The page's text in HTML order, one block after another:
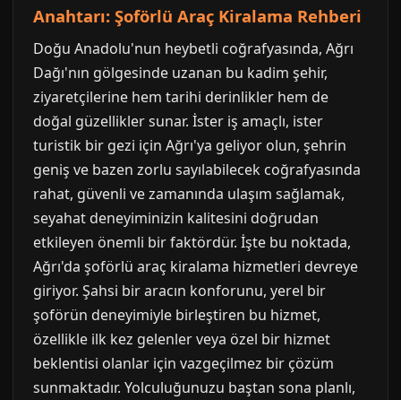
Anahtarı: Şoförlü Araç Kiralama Rehberi
Doğu Anadolu'nun heybetli coğrafyasında, Ağrı
Dağı'nın gölgesinde uzanan bu kadim şehir,
ziyaretçilerine hem tarihi derinlikler hem de
doğal güzellikler sunar. İster iş amaçlı, ister
turistik bir gezi için Ağrı'ya geliyor olun, şehrin
geniş ve bazen zorlu sayılabilecek coğrafyasında
rahat, güvenli ve zamanında ulaşım sağlamak,
seyahat deneyiminizin kalitesini doğrudan
etkileyen önemli bir faktördür. İşte bu noktada,
Ağrı'da şoförlü araç kiralama hizmetleri devreye
giriyor. Şahsi bir aracın konforunu, yerel bir
şoförün deneyimiyle birleştiren bu hizmet,
özellikle ilk kez gelenler veya özel bir hizmet
beklentisi olanlar için vazgeçilmez bir çözüm
sunmaktadır. Yolculuğunuzu baştan sona planlı,